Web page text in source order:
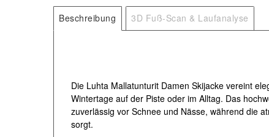
Beschreibung 3D Fuß-Scan & Laufanalyse
Die Luhta Mallatunturit Damen Skijacke vereint
Wintertage auf der Piste oder im Alltag. Das
zuverlässig vor Schnee und Nässe, während die
sorgt.